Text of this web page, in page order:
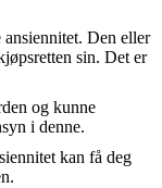
Den eller
sin. Det er
og kunne
i denne.
kan få deg